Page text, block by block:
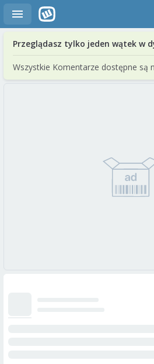
Przeglądasz tylko jeden wątek w
Wszystkie Komentarze dostępne są